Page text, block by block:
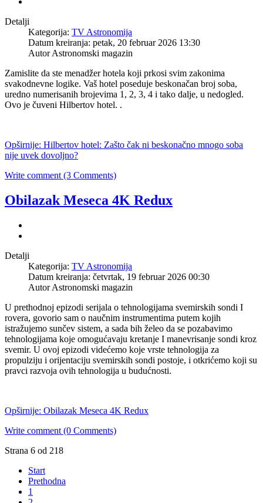
Detalji
Kategorija: TV Astronomija
Datum kreiranja: petak, 20 februar 2026 13:30
Autor Astronomski magazin
Zamislite da ste menadžer hotela koji prkosi svim zakonima
svakodnevne logike. Vaš hotel poseduje beskonačan broj soba,
uredno numerisanih brojevima 1, 2, 3, 4 i tako dalje, u nedogled.
Ovo je čuveni Hilbertov hotel. .
Opširnije: Hilbertov hotel: Zašto čak ni beskonačno mnogo soba
nije uvek dovoljno?
Write comment (3 Comments)
Obilazak Meseca 4K Redux
Detalji
Kategorija: TV Astronomija
Datum kreiranja: četvrtak, 19 februar 2026 00:30
Autor Astronomski magazin
U prethodnoj epizodi serijala o tehnologijama svemirskih sondi I
rovera, govorio sam o naučnim instrumentima putem kojih
istražujemo sunčev sistem, a sada bih želeo da se pozabavimo
tehnologijama koje omogućavaju kretanje I manevrisanje sondi kroz
svemir. U ovoj epizodi videćemo koje vrste tehnologija za
propulziju i orijentaciju svemirskih sondi postoje, i otkrićemo koji su
pravci razvoja ovih tehnologija u budućnosti.
Opširnije: Obilazak Meseca 4K Redux
Write comment (0 Comments)
Strana 6 od 218
Start
Prethodna
1